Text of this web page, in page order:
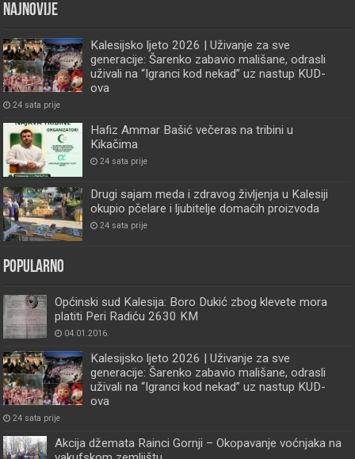
Najnovije
Kalesijsko ljeto 2026 | Uživanje za sve
generacije: Šarenko zabavio mališane, odrasli
uživali na “Igranci kod nekad” uz nastup KUD-
ova
24 sata prije
Hafiz Ammar Bašić večeras na tribini u
Kikačima
24 sata prije
Drugi sajam meda i zdravog življenja u Kalesiji
okupio pčelare i ljubitelje domaćih proizvoda
24 sata prije
Popularno
Općinski sud Kalesija: Boro Dukić zbog klevete mora
platiti Peri Radiću 2630 KM
04.01.2016.
Kalesijsko ljeto 2026 | Uživanje za sve
generacije: Šarenko zabavio mališane, odrasli
uživali na “Igranci kod nekad” uz nastup KUD-
ova
24 sata prije
Akcija džemata Rainci Gornji – Okopavanje voćnjaka na